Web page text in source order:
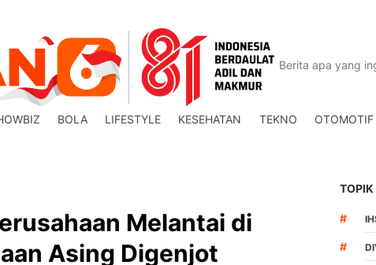
BOLA LIFESTYLE KESEHATAN TEKNO OTOMOTIF
Melantai di
Asing Digenjot
TOPIK
#
#